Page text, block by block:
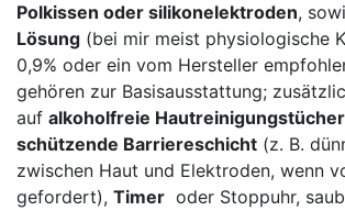
Polkissen oder⁣ silikonelektroden,
Lösung (bei mir meist physiologische
0,9% oder ‍ein vom Hersteller
gehören zur Basisausstattung;
auf alkoholfreie⁤ Hautreinigungstücher
schützende ⁤Barriereschicht (z. B.
zwischen‍ Haut und Elektroden, wenn
gefordert), Timer
oder Stoppuhr,